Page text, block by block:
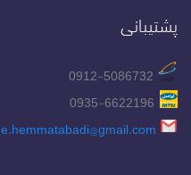
پشتیبانی
e.hemmatabadi@gmail.com